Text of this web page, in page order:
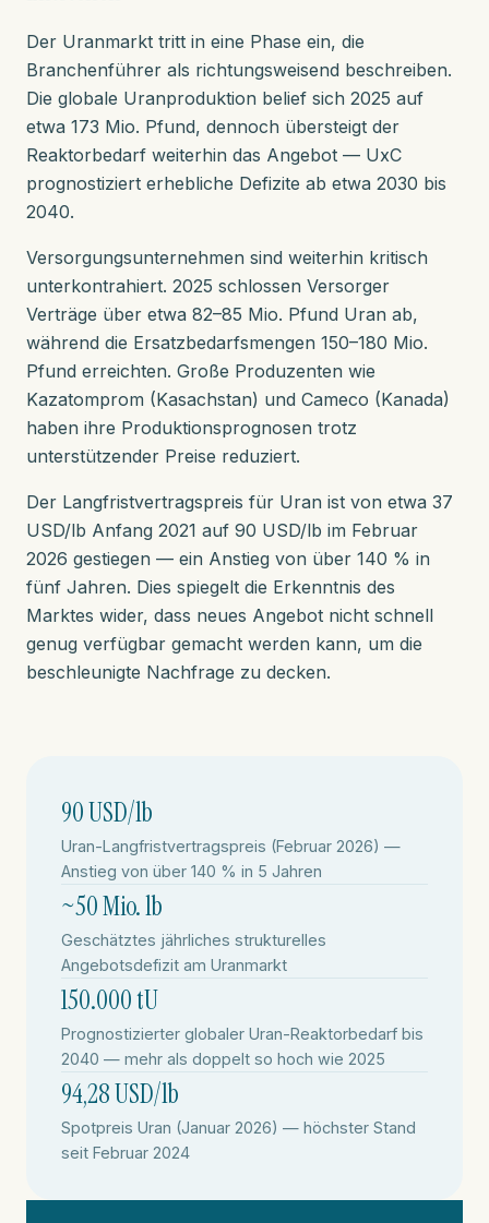
Der Uranmarkt tritt in eine Phase ein, die
Branchenführer als richtungsweisend beschreiben.
Die globale Uranproduktion belief sich 2025 auf
etwa 173 Mio. Pfund, dennoch übersteigt der
Reaktorbedarf weiterhin das Angebot — UxC
prognostiziert erhebliche Defizite ab etwa 2030 bis
2040.
Versorgungsunternehmen sind weiterhin kritisch
unterkontrahiert. 2025 schlossen Versorger
Verträge über etwa 82–85 Mio. Pfund Uran ab,
während die Ersatzbedarfsmengen 150–180 Mio.
Pfund erreichten. Große Produzenten wie
Kazatomprom (Kasachstan) und Cameco (Kanada)
haben ihre Produktionsprognosen trotz
unterstützender Preise reduziert.
Der Langfristvertragspreis für Uran ist von etwa 37
USD/lb Anfang 2021 auf 90 USD/lb im Februar
2026 gestiegen — ein Anstieg von über 140 % in
fünf Jahren. Dies spiegelt die Erkenntnis des
Marktes wider, dass neues Angebot nicht schnell
genug verfügbar gemacht werden kann, um die
beschleunigte Nachfrage zu decken.
90 USD/lb
Uran-Langfristvertragspreis (Februar 2026) —
Anstieg von über 140 % in 5 Jahren
~50 Mio. lb
Geschätztes jährliches strukturelles
Angebotsdefizit am Uranmarkt
150.000 tU
Prognostizierter globaler Uran-Reaktorbedarf bis
2040 — mehr als doppelt so hoch wie 2025
94,28 USD/lb
Spotpreis Uran (Januar 2026) — höchster Stand
seit Februar 2024